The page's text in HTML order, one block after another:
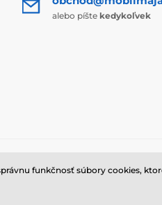
alebo píšte kedykoľvek
© 2026
funkčnosť súbory cookies,